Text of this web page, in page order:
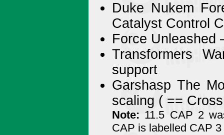
Duke Nukem
Catalyst Control
Force Unleashed
Transformers
support
Garshasp The
scaling ( ==
Note: 11.5 CAP 2
CAP is labelled CAP